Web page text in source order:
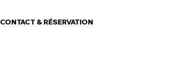
CONTACT & RÉSERVATION